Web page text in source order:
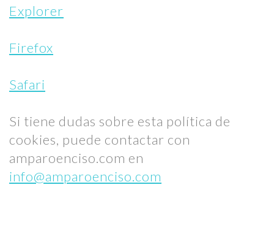
Explorer
Firefox
Safari
Si tiene dudas sobre esta política de
cookies, puede contactar con
amparoenciso.com en
info@amparoenciso.com